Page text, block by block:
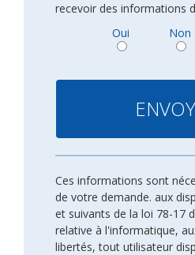
recevoir des informations
Oui
Non
Ces informations sont
de votre demande. aux
et suivants de la loi 78-17
relative à l'informatique,
libertés, tout utilisateur